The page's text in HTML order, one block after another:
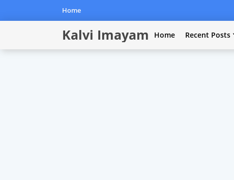
Home
Kalvi Imayam Home Recent Posts